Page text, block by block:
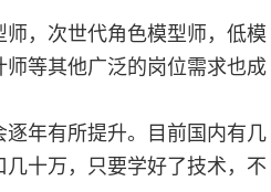
，次世代角色模型师，低模
等其他广泛的岗位需求也成
年有所提升。目前国内有几
十万，只要学好了技术，不